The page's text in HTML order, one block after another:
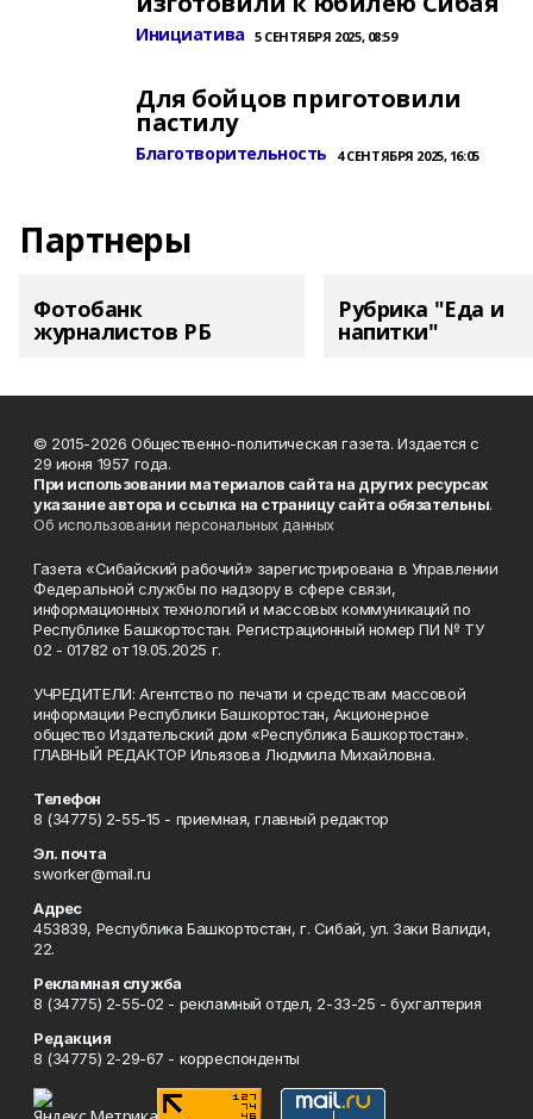
Инициатива 5 СЕНТЯБРЯ 2025, 08:59
Для бойцов приготовили
пастилу
Благотворительность 4 СЕНТЯБРЯ 2025, 16:05
Партнеры
Фотобанк
журналистов РБ
Рубрика "Еда и
напитки"
© 2015-2026 Общественно-политическая газета. Издается с
29 июня 1957 года.
При использовании материалов сайта на других ресурсах
указание автора и ссылка на страницу сайта обязательны.
Об использовании персональных данных
Газета «Сибайский рабочий» зарегистрирована в Управлении
Федеральной службы по надзору в сфере связи,
информационных технологий и массовых коммуникаций по
Республике Башкортостан. Регистрационный номер ПИ № ТУ
02 - 01782 от 19.05.2025 г.
УЧРЕДИТЕЛИ: Агентство по печати и средствам массовой
информации Республики Башкортостан, Акционерное
общество Издательский дом «Республика Башкортостан».
ГЛАВНЫЙ РЕДАКТОР Ильязова Людмила Михайловна.
Телефон
8 (34775) 2-55-15 - приемная, главный редактор
Эл. почта
sworker@mail.ru
Адрес
453839, Республика Башкортостан, г. Сибай, ул. Заки Валиди,
22.
Рекламная служба
8 (34775) 2-55-02 - рекламный отдел, 2-33-25 - бухгалтерия
Редакция
8 (34775) 2-29-67 - корреспонденты